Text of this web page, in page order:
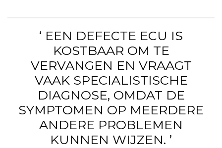
‘ EEN DEFECTE ECU IS
KOSTBAAR OM TE
VERVANGEN EN VRAAGT
VAAK SPECIALISTISCHE
DIAGNOSE, OMDAT DE
SYMPTOMEN OP MEERDERE
ANDERE PROBLEMEN
KUNNEN WIJZEN. ’